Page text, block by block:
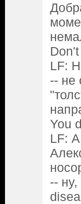
LF:
-- не
You
LF:
--